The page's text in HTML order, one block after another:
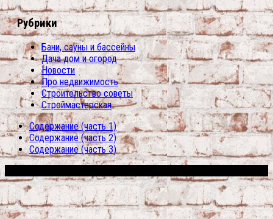
Рубрики
Бани, сауны и бассейны
Дача дом и огород
Новости
Про недвижимость
Строительство советы
Строймастерская
Содержание (часть 1)
Содержание (часть 2)
Содержание (часть 3)